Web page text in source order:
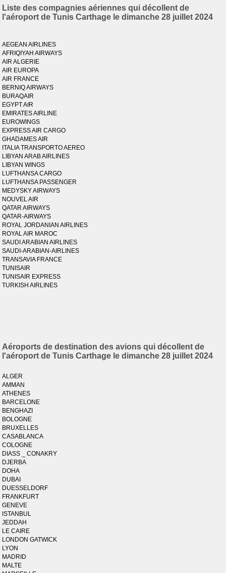
Liste des compagnies aériennes qui décollent de
l'aéroport de Tunis Carthage le dimanche 28 juillet 2024
AEGEAN AIRLINES
AFRIQIYAH AIRWAYS
AIR ALGERIE
AIR EUROPA
AIR FRANCE
BERNIQ AIRWAYS
BURAQAIR
EGYPT AIR
EMIRATES AIRLINE
EUROWINGS
EXPRESS AIR CARGO
GHADAMES AIR
ITALIA TRANSPORTO AEREO
LIBYAN ARAB AIRLINES
LIBYAN WINGS
LUFTHANSA CARGO
LUFTHANSA PASSENGER
MEDYSKY AIRWAYS
NOUVEL AIR
QATAR AIRWAYS
QATAR-AIRWAYS
ROYAL JORDANIAN AIRLINES
ROYAL AIR MAROC
SAUDI ARABIAN AIRLINES
SAUDI-ARABIAN-AIRLINES
TRANSAVIA FRANCE
TUNISAIR
TUNISAIR EXPRESS
TURKISH AIRLINES
Aéroports de destination des avions qui décollent de
l'aéroport de Tunis Carthage le dimanche 28 juillet 2024
ALGER
AMMAN
ATHENES
BARCELONE
BENGHAZI
BOLOGNE
BRUXELLES
CASABLANCA
COLOGNE
DIASS _ CONAKRY
DJERBA
DOHA
DUBAI
DUESSELDORF
FRANKFURT
GENEVE
ISTANBUL
JEDDAH
LE CAIRE
LONDON GATWICK
LYON
MADRID
MALTE